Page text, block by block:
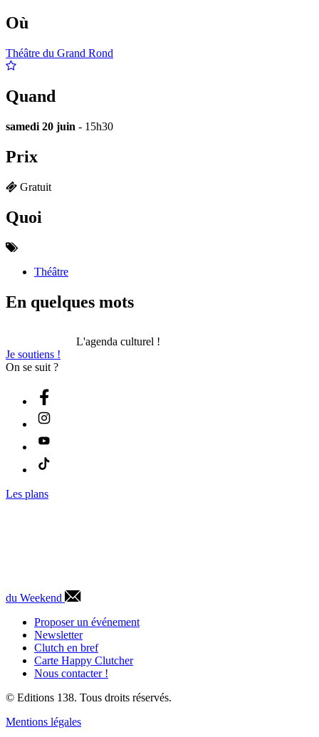
Où
Théâtre du Grand Rond
Quand
samedi 20 juin - 15h30
Prix
Gratuit
Quoi
Théâtre
En quelques mots
L'agenda culturel !
Je soutiens !
On se suit ?
Les plans
du Weekend
Proposer un événement
Newsletter
Clutch en bref
Carte Happy Clutcher
Nous contacter !
© Editions 138. Tous droits réservés.
Mentions légales